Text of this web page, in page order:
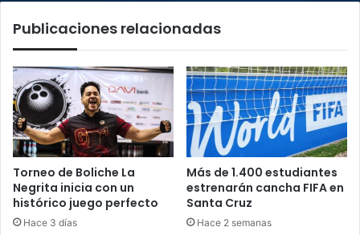
este
semana
Publicaciones relacionadas
Torneo de Boliche La
Negrita inicia con un
histórico juego perfecto
Hace 3 días
Más de 1.400 estudiantes
estrenarán cancha FIFA en
Santa Cruz
Hace 2 semanas